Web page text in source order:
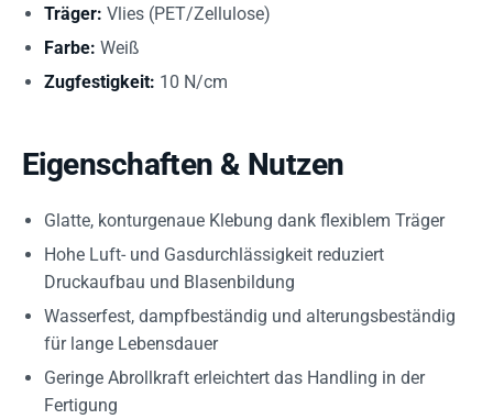
Träger: Vlies (PET/Zellulose)
Farbe: Weiß
Zugfestigkeit: 10 N/cm
Eigenschaften & Nutzen
Glatte, konturgenaue Klebung dank flexiblem Träger
Hohe Luft- und Gasdurchlässigkeit reduziert
Druckaufbau und Blasenbildung
Wasserfest, dampfbeständig und alterungsbeständig
für lange Lebensdauer
Geringe Abrollkraft erleichtert das Handling in der
Fertigung